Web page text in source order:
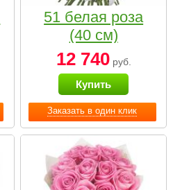
Заказать в один клик
51 белая роза
(40 см)
12 740руб.
Купить